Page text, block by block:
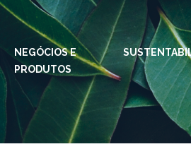
NEGÓCIOS E
PRODUTOS
IDIOMAS: PT EN
ESPAÇOS KLABIN
Relações com
Investidores